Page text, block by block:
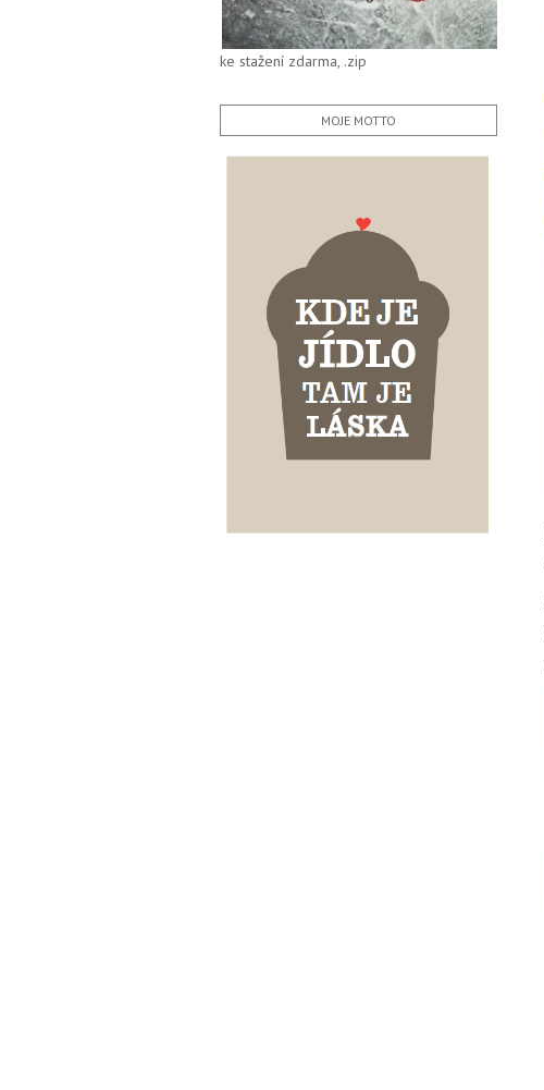
ke stažení zdarma, .zip
MOJE MOTTO